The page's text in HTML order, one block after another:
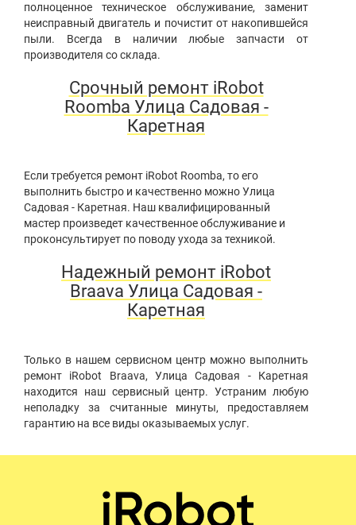
полноценное техническое обслуживание, заменит
неисправный двигатель и почистит от накопившейся
пыли. Всегда в наличии любые запчасти от
производителя со склада.
Срочный ремонт iRobot
Roomba Улица Садовая -
Каретная
Если требуется ремонт iRobot Roomba, то его
выполнить быстро и качественно можно Улица
Садовая - Каретная. Наш квалифицированный
мастер произведет качественное обслуживание и
проконсультирует по поводу ухода за техникой.
Надежный ремонт iRobot
Braava Улица Садовая -
Каретная
Только в нашем сервисном центр можно выполнить
ремонт iRobot Braava, Улица Садовая - Каретная
находится наш сервисный центр. Устраним любую
неполадку за считанные минуты, предоставляем
гарантию на все виды оказываемых услуг.